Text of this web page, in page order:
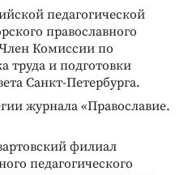
педагогической
православного
Комиссии по
труда и подготовки
Санкт-Петербурга.
журнала «Православие.
филиал
педагогического